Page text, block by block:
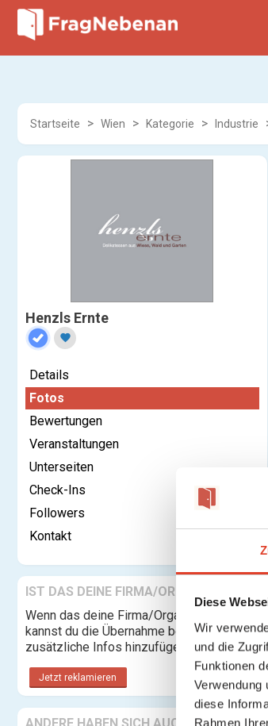
Diese
Wir
und die
Funktionen
Verwendung
diese
Rahmen
Startseite Wien Kategorie Industrie
Henzls Ernte
favorite
Details
Fotos
Bewertungen
Veranstaltungen
Unterseiten
Check-Ins
Followers
Kontakt
IST DAS DEINE FIRMA/ORGANISATION?
Wenn das deine Firma/Organisation ist,
kannst du die Übernahme beantragen und
zusätzliche Infos hinzufügen.
Jetzt reklamieren
ANDERE HABEN SICH AUCH